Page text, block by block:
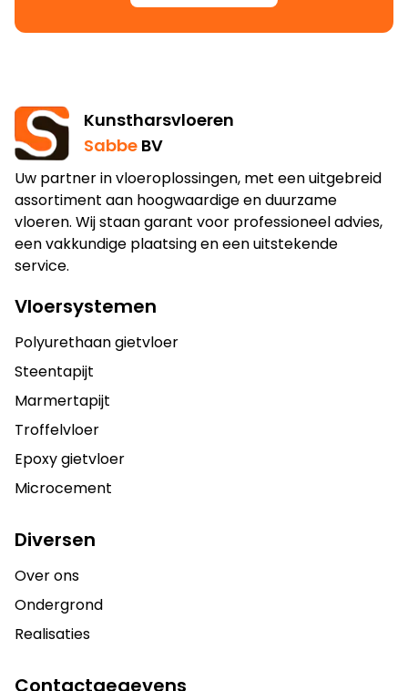
Kunstharsvloeren
Sabbe BV
Uw partner in vloeroplossingen, met een uitgebreid
assortiment aan hoogwaardige en duurzame
vloeren. Wij staan garant voor professioneel advies,
een vakkundige plaatsing en een uitstekende
service.
Vloersystemen
Polyurethaan gietvloer
Steentapijt
Marmertapijt
Troffelvloer
Epoxy gietvloer
Microcement
Diversen
Over ons
Ondergrond
Realisaties
Contactgegevens